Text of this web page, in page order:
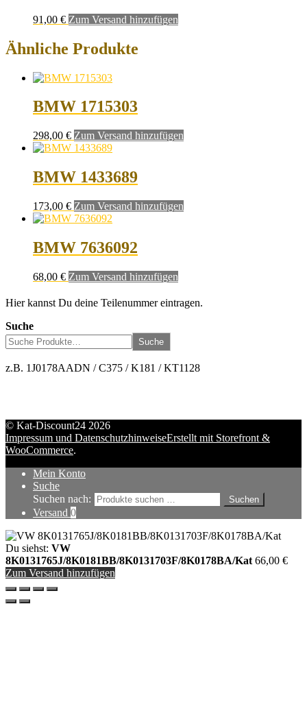
91,00 € Zum Versand hinzufügen
Ähnliche Produkte
BMW 1715303
298,00 € Zum Versand hinzufügen
BMW 1433689
173,00 € Zum Versand hinzufügen
BMW 7636092
68,00 € Zum Versand hinzufügen
Hier kannst Du deine Teilenummer eintragen.
Suche
Suche
z.B. 1J0178AADN / C375 / K181 / KT1128
© Kat-Discount24 2026
Impressum und DatenschutzhinweiseErstellt mit Storefront &
WooCommerce.
Mein Konto
Suche
Suchen nach:
Suchen
Versand 0
Du siehst: VW
8K0131765J/8K0181BB/8K0131703F/8K0178BA/Kat 66,00 €
Zum Versand hinzufügen